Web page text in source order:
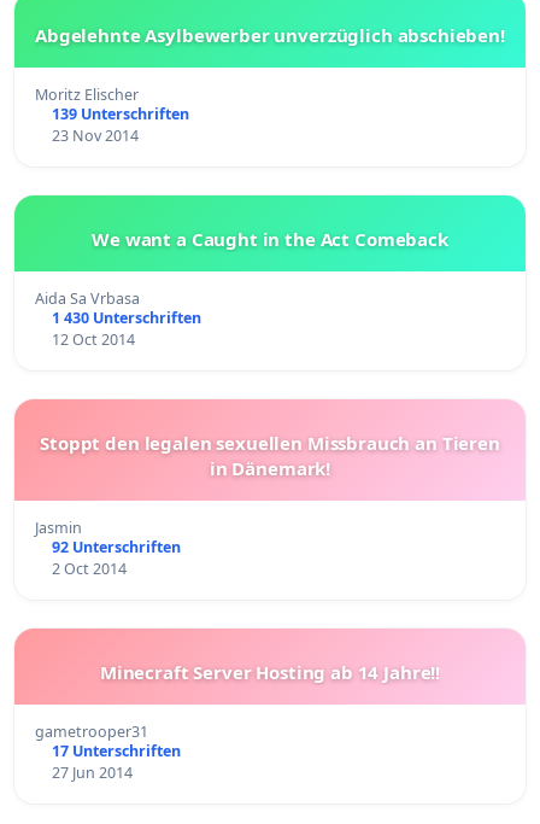
Abgelehnte Asylbewerber unverzüglich abschieben!
Moritz Elischer
139 Unterschriften
23 Nov 2014
We want a Caught in the Act Comeback
Aida Sa Vrbasa
1 430 Unterschriften
12 Oct 2014
Stoppt den legalen sexuellen Missbrauch an Tieren
in Dänemark!
Jasmin
92 Unterschriften
2 Oct 2014
Minecraft Server Hosting ab 14 Jahre!!
gametrooper31
17 Unterschriften
27 Jun 2014